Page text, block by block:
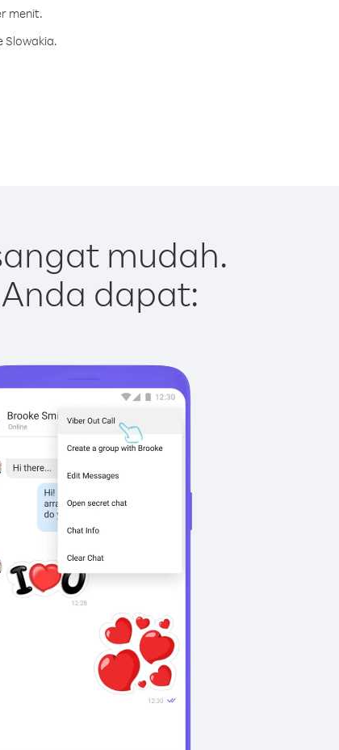
menit.
Slowakia.
mudah.
dapat: